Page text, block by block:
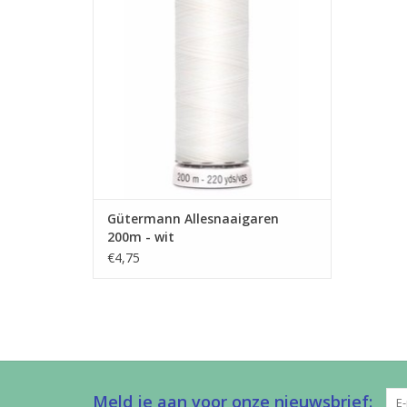
Gütermann Allesnaaigaren
200m - wit
€4,75
Meld je aan voor onze nieuwsbrief: